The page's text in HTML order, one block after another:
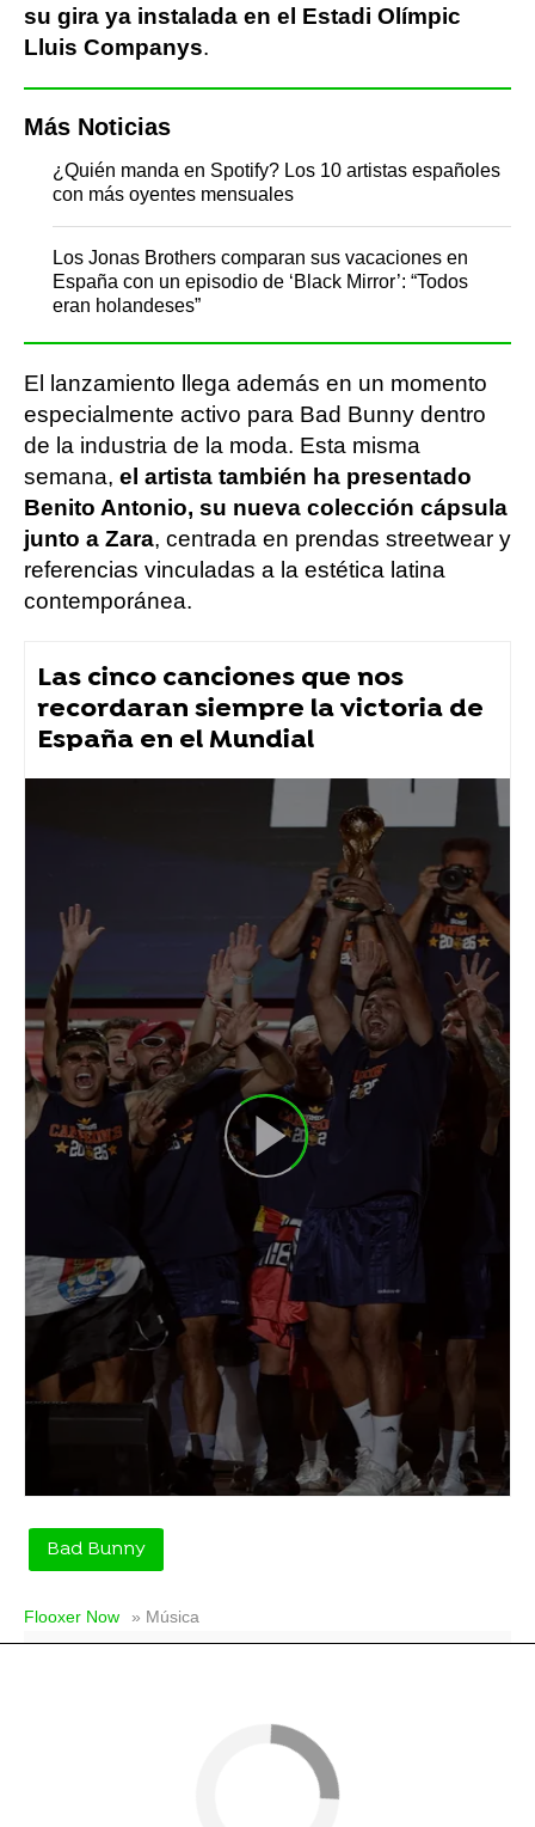
su gira ya instalada en el Estadi Olímpic
Lluis Companys.
Más Noticias
¿Quién manda en Spotify? Los 10 artistas españoles
con más oyentes mensuales
Los Jonas Brothers comparan sus vacaciones en
España con un episodio de ‘Black Mirror’: “Todos
eran holandeses”
El lanzamiento llega además en un momento
especialmente activo para Bad Bunny dentro
de la industria de la moda. Esta misma
semana, el artista también ha presentado
Benito Antonio, su nueva colección cápsula
junto a Zara, centrada en prendas streetwear y
referencias vinculadas a la estética latina
contemporánea.
Las cinco canciones que nos
recordaran siempre la victoria de
España en el Mundial
Bad Bunny
Flooxer Now » Música